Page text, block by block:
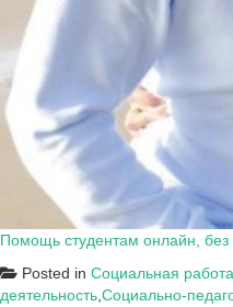
Помощь студентам онлайн, без
Posted in Социальная работа
деятельность Социально-